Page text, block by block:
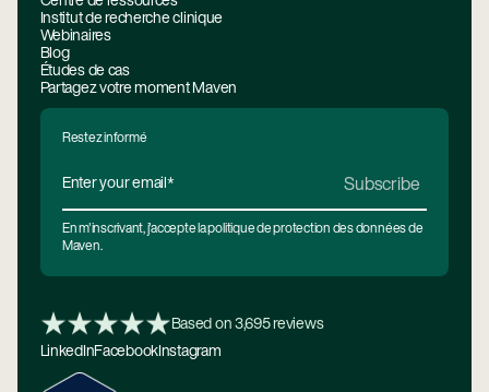
Institut de recherche clinique
Webinaires
Blog
Études de cas
Partagez votre moment Maven
Restez informé
En m'inscrivant, j'accepte la politique de protection des données de
Maven.
Based on 3,695 reviews
LinkedInFacebook Instagram